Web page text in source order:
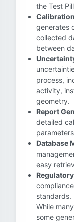
the Test
generates
collected
between
process,
activity,
geometry.
Report
detailed
Database
easy
standards.
While
some